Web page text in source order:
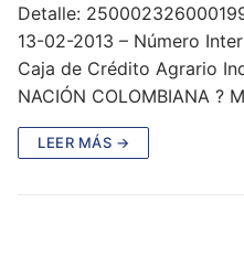
Detalle:
13-02-2013 – Número
Caja de Crédito Agrario
NACIÓN COLOMBIANA ?
LEER MÁS →